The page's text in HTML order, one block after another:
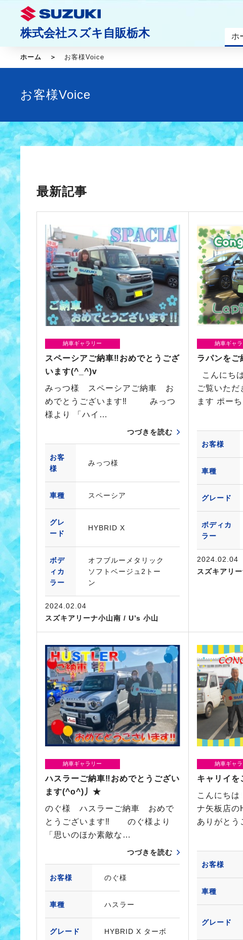
株式会社スズキ自販栃木 ホ
ホーム お客様Voice
お客様Voice
最新記事
納車ギャラリー
スペーシアご納車‼おめでとうござ
います(^_^)v
みっつ様 スペーシアご納車 お
めでとうございます‼ みっつ
様より 「ハイ…
つづきを読む
お客
様
みっつ様
車種 スペーシア
グレ
ード
HYBRID X
ボデ
ィカ
ラー
オフブルーメタリック
ソフトベージュ2トー
ン
2024.02.04
スズキアリーナ小山南 / U’s 小山
納車ギャ
ラパンをご
こんにち
ご覧いただ
ます ポー
お客様
車種
グレード
ボディカ
ラー
2024.02.04
スズキアリ
納車ギャラリー
ハスラーご納車‼おめでとうござい
ます(^o^)丿★
のぐ様 ハスラーご納車 おめで
とうございます‼ のぐ様より
「思いのほか素敵な…
つづきを読む
お客様 のぐ様
車種 ハスラー
グレード HYBRID X ターボ
納車ギャ
キャリイを
こんにちは
ナ矢板店の
ありがと
お客様
車種
グレード